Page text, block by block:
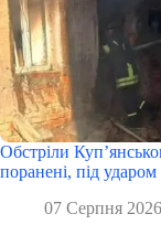
Обстріли
поранені, під
07 Серпня